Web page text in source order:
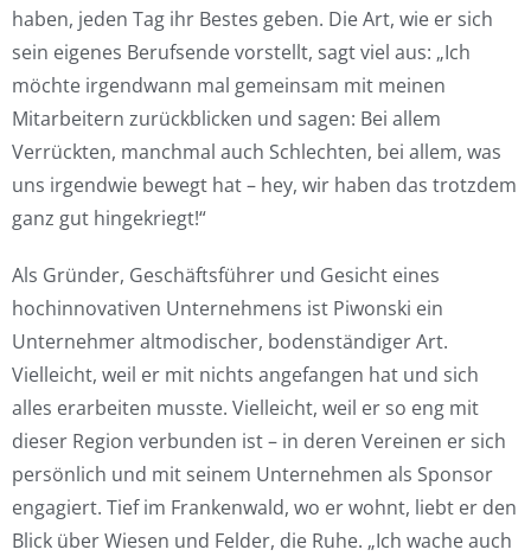
haben, jeden Tag ihr Bestes geben. Die Art, wie er sich
sein eigenes Berufsende vorstellt, sagt viel aus: „Ich
möchte irgendwann mal gemeinsam mit meinen
Mitarbeitern zurückblicken und sagen: Bei allem
Verrückten, manchmal auch Schlechten, bei allem, was
uns irgendwie bewegt hat – hey, wir haben das trotzdem
ganz gut hingekriegt!“
Als Gründer, Geschäftsführer und Gesicht eines
hochinnovativen Unternehmens ist Piwonski ein
Unternehmer altmodischer, bodenständiger Art.
Vielleicht, weil er mit nichts angefangen hat und sich
alles erarbeiten musste. Vielleicht, weil er so eng mit
dieser Region verbunden ist – in deren Vereinen er sich
persönlich und mit seinem Unternehmen als Sponsor
engagiert. Tief im Frankenwald, wo er wohnt, liebt er den
Blick über Wiesen und Felder, die Ruhe. „Ich wache auch